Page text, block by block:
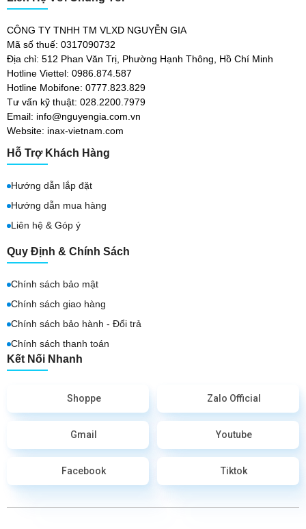
CÔNG TY TNHH TM VLXD NGUYỄN GIA
Mã số thuế: 0317090732
Địa chỉ: 512 Phan Văn Trị, Phường Hạnh Thông, Hồ Chí Minh
Hotline Viettel: 0986.874.587
Hotline Mobifone: 0777.823.829
Tư vấn kỹ thuật: 028.2200.7979
Email: info@nguyengia.com.vn
Website: inax-vietnam.com
Hỗ Trợ Khách Hàng
Hướng dẫn lắp đặt
Hướng dẫn mua hàng
Liên hệ & Góp ý
Quy Định & Chính Sách
Chính sách bảo mật
Chính sách giao hàng
Chính sách bảo hành - Đổi trả
Chính sách thanh toán
Kết Nối Nhanh
Shoppe Zalo Official
Gmail Youtube
Facebook Tiktok